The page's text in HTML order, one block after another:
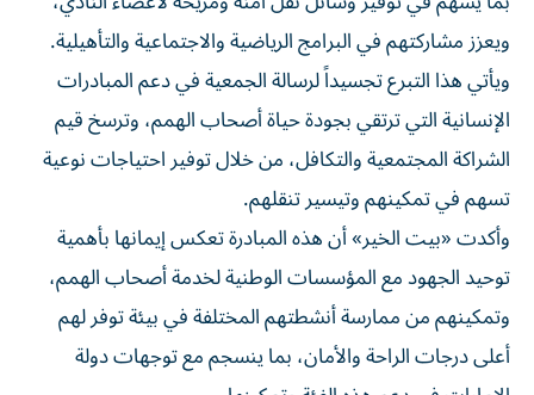
ويعزز مشاركتهم في البرامج الرياضية والاجتماعية والتأهيلية.
ويأتي هذا التبرع تجسيداً لرسالة الجمعية في دعم المبادرات
الإنسانية التي ترتقي بجودة حياة أصحاب الهمم، وترسخ قيم
الشراكة المجتمعية والتكافل، من خلال توفير احتياجات نوعية
تسهم في تمكينهم وتيسير تنقلهم.
وأكدت «بيت الخير» أن هذه المبادرة تعكس إيمانها بأهمية
توحيد الجهود مع المؤسسات الوطنية لخدمة أصحاب الهمم،
وتمكينهم من ممارسة أنشطتهم المختلفة في بيئة توفر لهم
أعلى درجات الراحة والأمان، بما ينسجم مع توجهات دولة